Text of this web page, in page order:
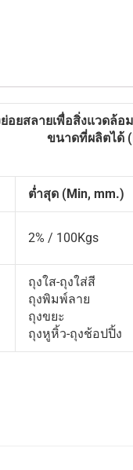
อยสลายเพื่อสิ่งแวดล้อ
ขนาดที่ผลิตได้
ต่ำสุด (Min, mm.)
2% / 100Kgs
ถุงใส-ถุงใส่สี
ถุงพิมพ์ลาย
ถุงขยะ
ถุงหูหิ้ว-ถุงช้อปปิ้ง